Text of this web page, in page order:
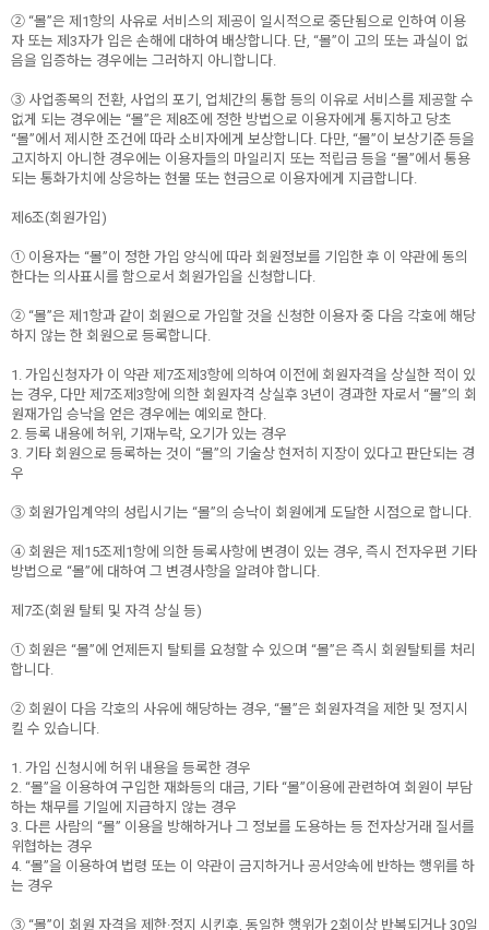
② “몰”은 제1항의 사유로 서비스의 제공이 일시적으로 중단됨으로 인하여 이용
자 또는 제3자가 입은 손해에 대하여 배상합니다. 단, “몰”이 고의 또는 과실이 없
음을 입증하는 경우에는 그러하지 아니합니다.
③ 사업종목의 전환, 사업의 포기, 업체간의 통합 등의 이유로 서비스를 제공할 수
없게 되는 경우에는 “몰”은 제8조에 정한 방법으로 이용자에게 통지하고 당초
“몰”에서 제시한 조건에 따라 소비자에게 보상합니다. 다만, “몰”이 보상기준 등을
고지하지 아니한 경우에는 이용자들의 마일리지 또는 적립금 등을 “몰”에서 통용
되는 통화가치에 상응하는 현물 또는 현금으로 이용자에게 지급합니다.
제6조(회원가입)
① 이용자는 “몰”이 정한 가입 양식에 따라 회원정보를 기입한 후 이 약관에 동의
한다는 의사표시를 함으로서 회원가입을 신청합니다.
② “몰”은 제1항과 같이 회원으로 가입할 것을 신청한 이용자 중 다음 각호에 해당
하지 않는 한 회원으로 등록합니다.
1. 가입신청자가 이 약관 제7조제3항에 의하여 이전에 회원자격을 상실한 적이 있
는 경우, 다만 제7조제3항에 의한 회원자격 상실후 3년이 경과한 자로서 “몰”의 회
원재가입 승낙을 얻은 경우에는 예외로 한다.
2. 등록 내용에 허위, 기재누락, 오기가 있는 경우
3. 기타 회원으로 등록하는 것이 “몰”의 기술상 현저히 지장이 있다고 판단되는 경
우
③ 회원가입계약의 성립시기는 “몰”의 승낙이 회원에게 도달한 시점으로 합니다.
④ 회원은 제15조제1항에 의한 등록사항에 변경이 있는 경우, 즉시 전자우편 기타
방법으로 “몰”에 대하여 그 변경사항을 알려야 합니다.
제7조(회원 탈퇴 및 자격 상실 등)
① 회원은 “몰”에 언제든지 탈퇴를 요청할 수 있으며 “몰”은 즉시 회원탈퇴를 처리
합니다.
② 회원이 다음 각호의 사유에 해당하는 경우, “몰”은 회원자격을 제한 및 정지시
킬 수 있습니다.
1. 가입 신청시에 허위 내용을 등록한 경우
2. “몰”을 이용하여 구입한 재화등의 대금, 기타 “몰”이용에 관련하여 회원이 부담
하는 채무를 기일에 지급하지 않는 경우
3. 다른 사람의 “몰” 이용을 방해하거나 그 정보를 도용하는 등 전자상거래 질서를
위협하는 경우
4. “몰”을 이용하여 법령 또는 이 약관이 금지하거나 공서양속에 반하는 행위를 하
는 경우
③ “몰”이 회원 자격을 제한·정지 시킨후, 동일한 행위가 2회이상 반복되거나 30일